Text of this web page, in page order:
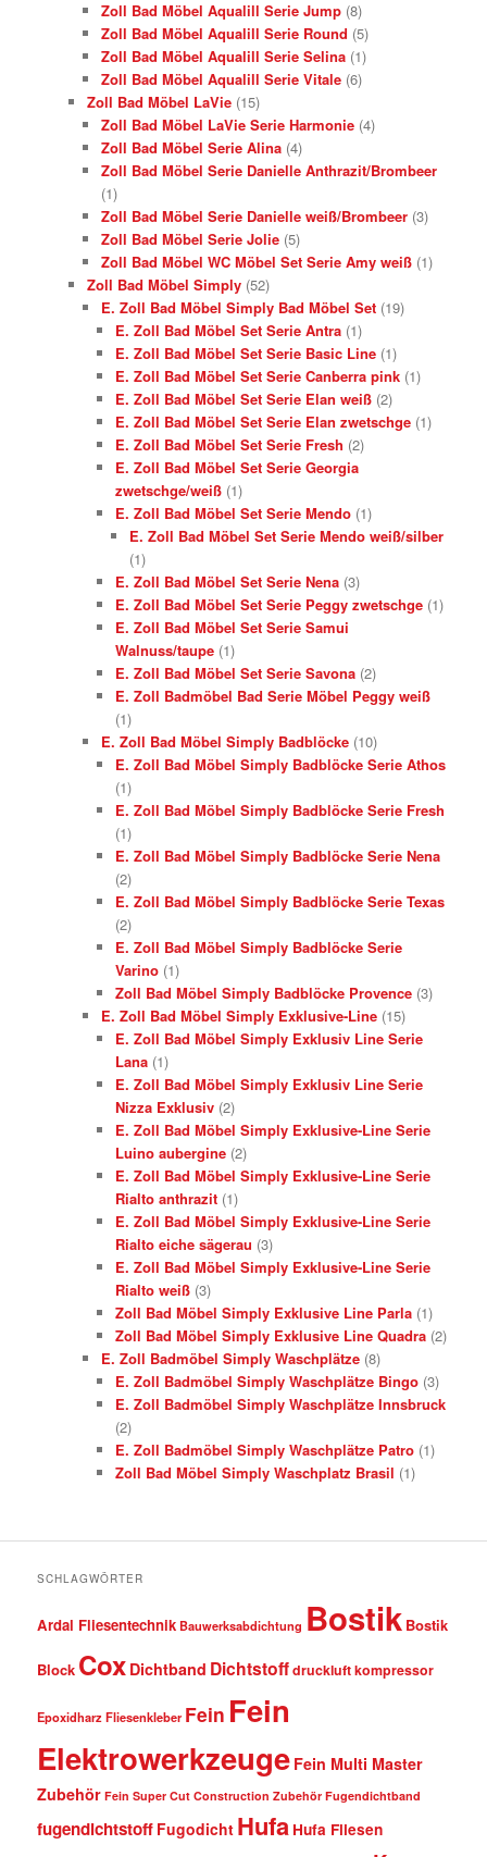
Zoll Bad Möbel Aqualill Serie Jump (8)
Zoll Bad Möbel Aqualill Serie Round (5)
Zoll Bad Möbel Aqualill Serie Selina (1)
Zoll Bad Möbel Aqualill Serie Vitale (6)
Zoll Bad Möbel LaVie (15)
Zoll Bad Möbel LaVie Serie Harmonie (4)
Zoll Bad Möbel Serie Alina (4)
Zoll Bad Möbel Serie Danielle Anthrazit/Brombeer
(1)
Zoll Bad Möbel Serie Danielle weiß/Brombeer (3)
Zoll Bad Möbel Serie Jolie (5)
Zoll Bad Möbel WC Möbel Set Serie Amy weiß (1)
Zoll Bad Möbel Simply (52)
E. Zoll Bad Möbel Simply Bad Möbel Set (19)
E. Zoll Bad Möbel Set Serie Antra (1)
E. Zoll Bad Möbel Set Serie Basic Line (1)
E. Zoll Bad Möbel Set Serie Canberra pink (1)
E. Zoll Bad Möbel Set Serie Elan weiß (2)
E. Zoll Bad Möbel Set Serie Elan zwetschge (1)
E. Zoll Bad Möbel Set Serie Fresh (2)
E. Zoll Bad Möbel Set Serie Georgia
zwetschge/weiß (1)
E. Zoll Bad Möbel Set Serie Mendo (1)
E. Zoll Bad Möbel Set Serie Mendo weiß/silber
(1)
E. Zoll Bad Möbel Set Serie Nena (3)
E. Zoll Bad Möbel Set Serie Peggy zwetschge (1)
E. Zoll Bad Möbel Set Serie Samui
Walnuss/taupe (1)
E. Zoll Bad Möbel Set Serie Savona (2)
E. Zoll Badmöbel Bad Serie Möbel Peggy weiß
(1)
E. Zoll Bad Möbel Simply Badblöcke (10)
E. Zoll Bad Möbel Simply Badblöcke Serie Athos
(1)
E. Zoll Bad Möbel Simply Badblöcke Serie Fresh
(1)
E. Zoll Bad Möbel Simply Badblöcke Serie Nena
(2)
E. Zoll Bad Möbel Simply Badblöcke Serie Texas
(2)
E. Zoll Bad Möbel Simply Badblöcke Serie
Varino (1)
Zoll Bad Möbel Simply Badblöcke Provence (3)
E. Zoll Bad Möbel Simply Exklusive-Line (15)
E. Zoll Bad Möbel Simply Exklusiv Line Serie
Lana (1)
E. Zoll Bad Möbel Simply Exklusiv Line Serie
Nizza Exklusiv (2)
E. Zoll Bad Möbel Simply Exklusive-Line Serie
Luino aubergine (2)
E. Zoll Bad Möbel Simply Exklusive-Line Serie
Rialto anthrazit (1)
E. Zoll Bad Möbel Simply Exklusive-Line Serie
Rialto eiche sägerau (3)
E. Zoll Bad Möbel Simply Exklusive-Line Serie
Rialto weiß (3)
Zoll Bad Möbel Simply Exklusive Line Parla (1)
Zoll Bad Möbel Simply Exklusive Line Quadra (2)
E. Zoll Badmöbel Simply Waschplätze (8)
E. Zoll Badmöbel Simply Waschplätze Bingo (3)
E. Zoll Badmöbel Simply Waschplätze Innsbruck
(2)
E. Zoll Badmöbel Simply Waschplätze Patro (1)
Zoll Bad Möbel Simply Waschplatz Brasil (1)
SCHLAGWÖRTER
Ardal Fliesentechnik Bauwerksabdichtung Bostik Bostik
Block Cox Dichtband Dichtstoffdruckluft kompressor
Epoxidharz Fliesenkleber Fein Fein
Elektrowerkzeuge Fein Multi Master
Zubehör Fein Super Cut Construction Zubehör Fugendichtband
fugendichtstoff Fugodicht Hufa Hufa Fliesen